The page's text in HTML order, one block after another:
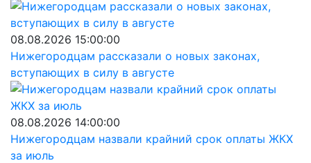
08.08.2026 15:00:00
Нижегородцам рассказали о новых законах,
вступающих в силу в августе
08.08.2026 14:00:00
Нижегородцам назвали крайний срок оплаты ЖКХ
за июль